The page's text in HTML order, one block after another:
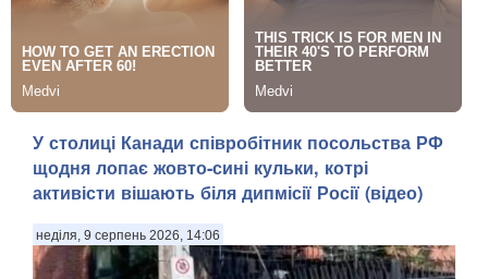
У столиці Канади співробітник посольства РФ
щодня лопає жовто-сині кульки, котрі
активісти вішають біля дипмісії Росії (відео)
неділя, 9 серпень 2026, 14:06